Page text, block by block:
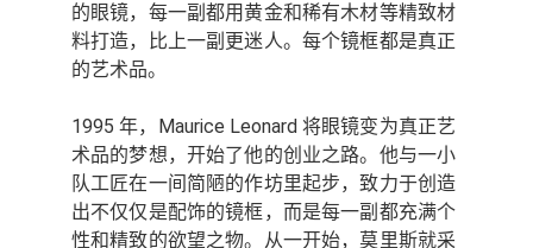
的眼镜，每一副都用黄金和稀有木材等精致材
料打造，比上一副更迷人。每个镜框都是真正
的艺术品。
1995 年，Maurice Leonard 将眼镜变为真正艺
术品的梦想，开始了他的创业之路。他与一小
队工匠在一间简陋的作坊里起步，致力于创造
出不仅仅是配饰的镜框，而是每一副都充满个
性和精致的欲望之物。从一开始，莫里斯就采